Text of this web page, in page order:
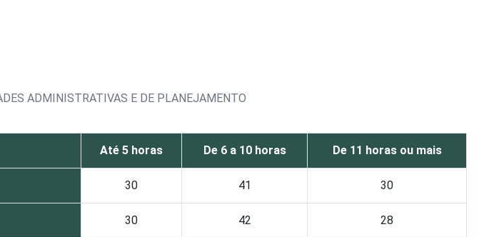
ADMINISTRATIVAS E DE PLANEJAMENTO
Até 5 horas De 6 a 10 horas De 11 horas ou mais
30 41 30
30 42 28